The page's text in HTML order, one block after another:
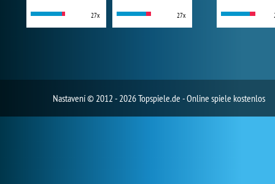
27x 27x
Nastavení© 2012 - 2026 Topspiele.de - Online spiele kostenlos